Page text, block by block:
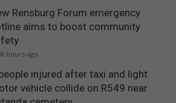
Rensburg Forum emergency
aims to boost community
hours ago
injured after taxi and light
vehicle collide on R549 near